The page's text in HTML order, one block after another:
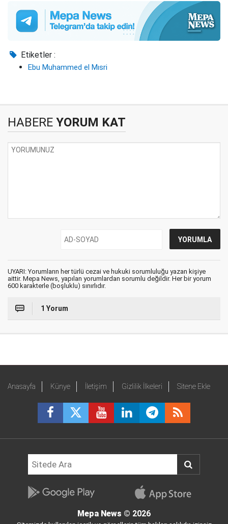
Etiketler :
Ebu Muhammed el Mısri
HABERE YORUM KAT
UYARI: Yorumların her türlü cezai ve hukuki sorumluluğu yazan kişiye
aittir. Mepa News, yapılan yorumlardan sorumlu değildir. Her bir yorum
600 karakterle (boşluklu) sınırlıdır.
1 Yorum
Anasayfa Künye İletişim Gizlilik İlkeleri Sitene Ekle
Mepa News © 2026